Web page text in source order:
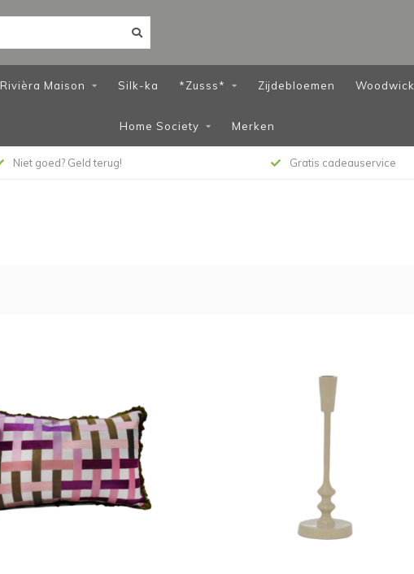
Rivièra Maison Silk-ka *Zusss* Zijdebloemen Woodwick
Home Society Merken
Niet goed? Geld terug! Gratis cadeauservice